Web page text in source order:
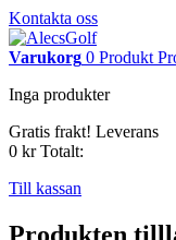
Kontakta oss
Varukorg 0 Produkt
Inga produkter
Gratis frakt! Leverans
0 kr Totalt:
Till kassan